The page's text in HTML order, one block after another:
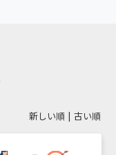
新しい順 | 古い順